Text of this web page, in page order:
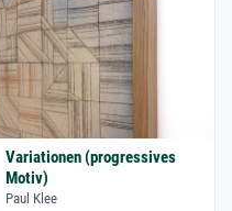
Variationen (progressives
Motiv)
Paul Klee